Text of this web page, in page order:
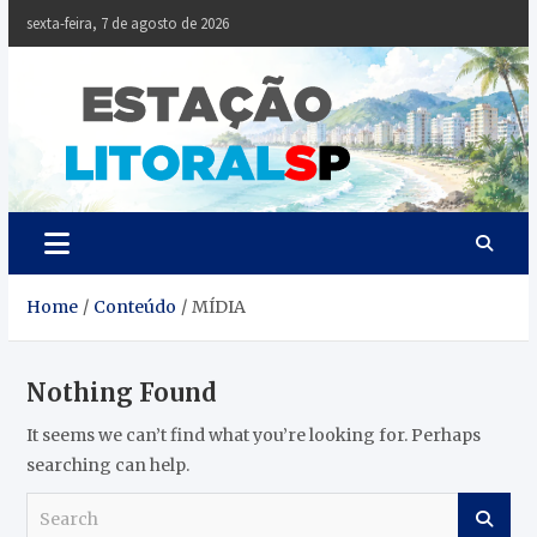
sexta-feira, 7 de agosto de 2026
Litoral
Notícias da
Baixada Santista
Home Conteúdo MÍDIA
Nothing Found
It seems we can’t find what you’re looking for. Perhaps
searching can help.